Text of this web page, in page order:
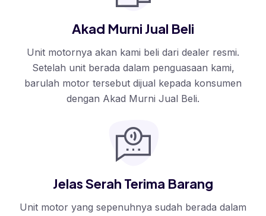
Akad Murni Jual Beli
Unit motornya akan kami beli dari dealer resmi.
Setelah unit berada dalam penguasaan kami,
barulah motor tersebut dijual kepada konsumen
dengan Akad Murni Jual Beli.
Jelas Serah Terima Barang
Unit motor yang sepenuhnya sudah berada dalam